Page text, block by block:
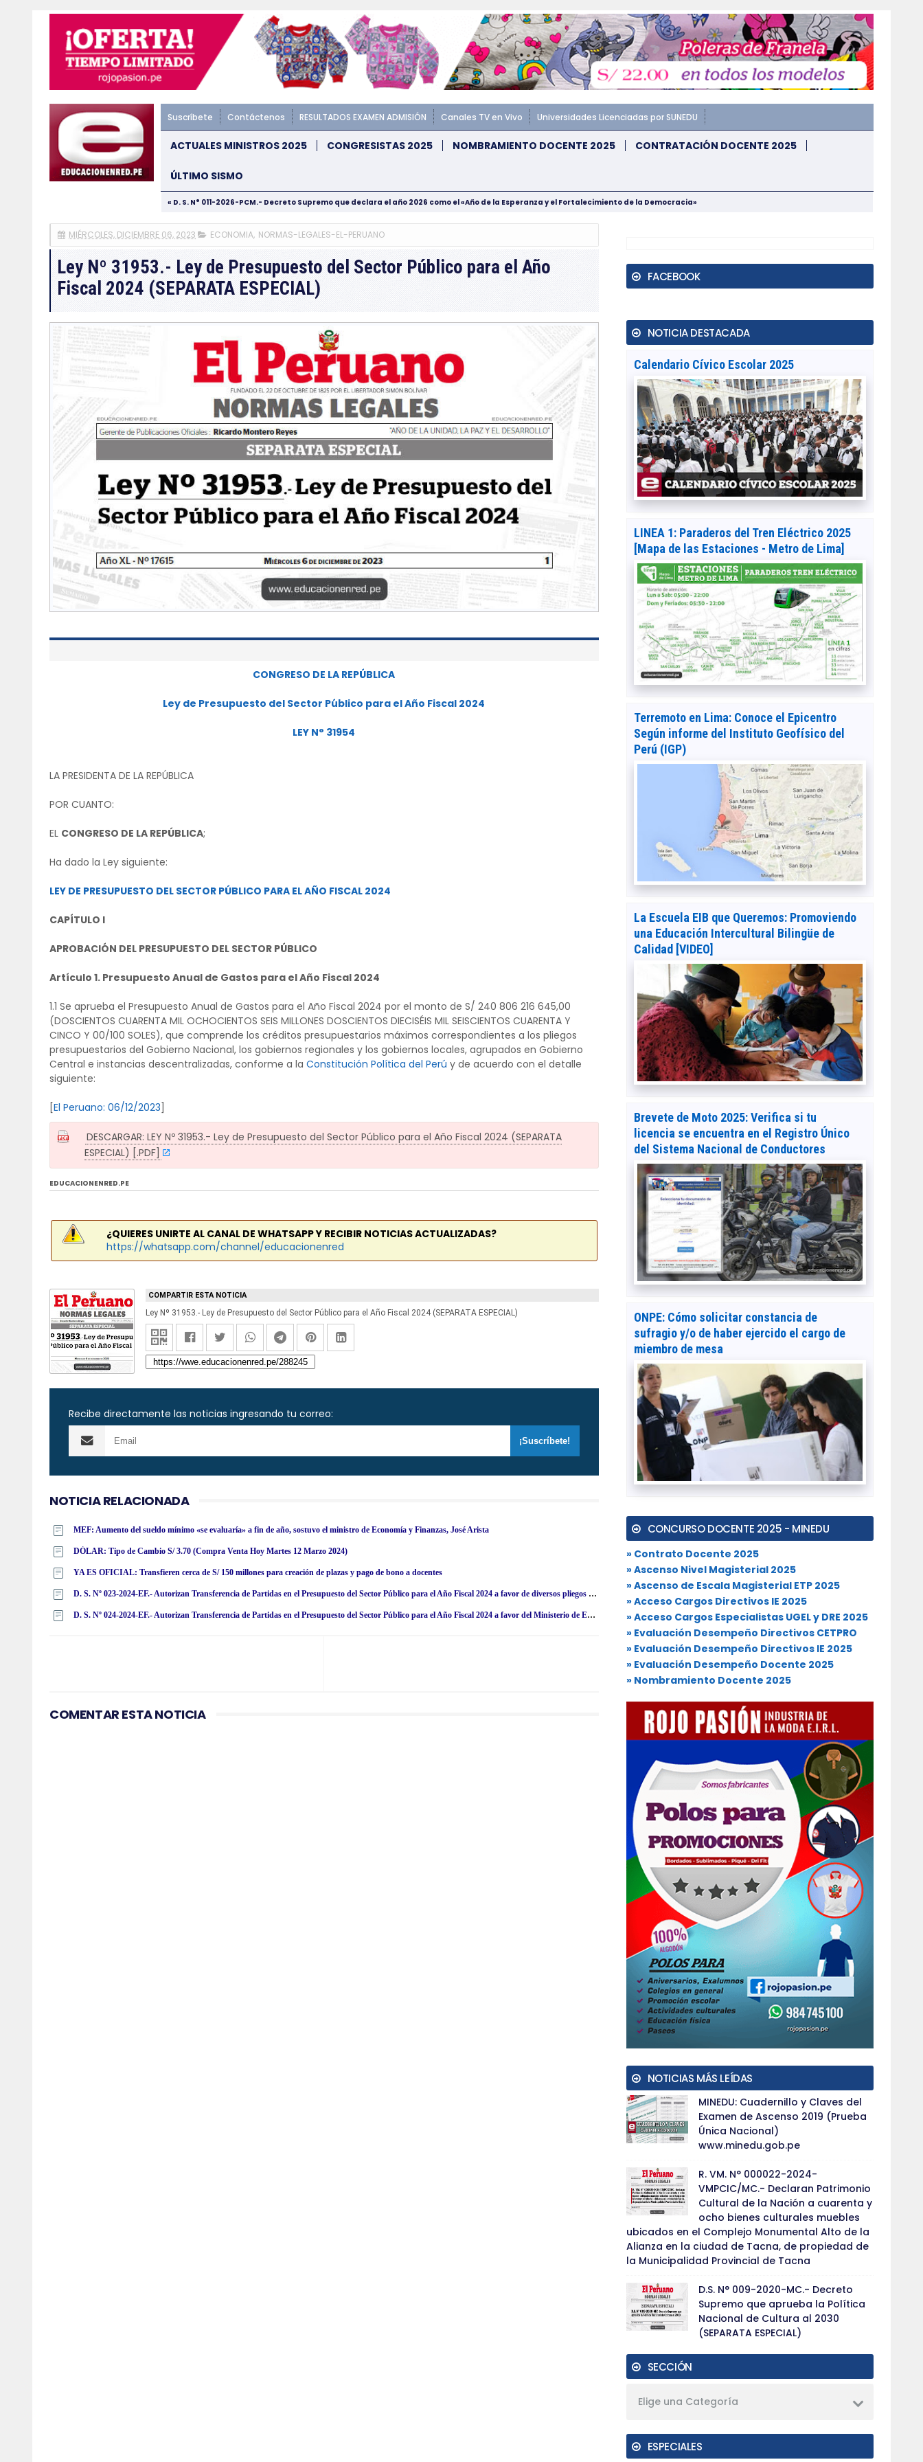
Suscríbete Contáctenos RESULTADOS EXAMEN ADMISIÓN Canales TV en Vivo Universidades Licenciadas por SUNEDU
ACTUALES MINISTROS 2025 CONGRESISTAS 2025 NOMBRAMIENTO DOCENTE 2025 CONTRATACIÓN DOCENTE 2025
ÚLTIMO SISMO
« D. S. N° 011-2026-PCM.- Decreto Supremo que declara el año 2026 como el «Año de la Esperanza y el Fortalecimiento de la Democracia»
MIÉRCOLES, DICIEMBRE 06, 2023 ECONOMIA, NORMAS-LEGALES-EL-PERUANO
Ley Nº 31953.- Ley de Presupuesto del Sector Público para el Año
Fiscal 2024 (SEPARATA ESPECIAL)
CONGRESO DE LA REPÚBLICA
Ley de Presupuesto del Sector Público para el Año Fiscal 2024
LEY N° 31954
LA PRESIDENTA DE LA REPÚBLICA
POR CUANTO:
EL CONGRESO DE LA REPÚBLICA;
Ha dado la Ley siguiente:
LEY DE PRESUPUESTO DEL SECTOR PÚBLICO PARA EL AÑO FISCAL 2024
CAPÍTULO I
APROBACIÓN DEL PRESUPUESTO DEL SECTOR PÚBLICO
Artículo 1. Presupuesto Anual de Gastos para el Año Fiscal 2024
1.1 Se aprueba el Presupuesto Anual de Gastos para el Año Fiscal 2024 por el monto de S/ 240 806 216 645,00
(DOSCIENTOS CUARENTA MIL OCHOCIENTOS SEIS MILLONES DOSCIENTOS DIECISÉIS MIL SEISCIENTOS CUARENTA Y
CINCO Y 00/100 SOLES), que comprende los créditos presupuestarios máximos correspondientes a los pliegos
presupuestarios del Gobierno Nacional, los gobiernos regionales y los gobiernos locales, agrupados en Gobierno
Central e instancias descentralizadas, conforme a la Constitución Política del Perú y de acuerdo con el detalle
siguiente:
[El Peruano: 06/12/2023
DESCARGAR: LEY Nº 31953.- Ley de Presupuesto del Sector Público para el Año Fiscal 2024 (SEPARATA
ESPECIAL) [.PDF]
EDUCACIONENRED.PE
¿QUIERES UNIRTE AL CANAL DE WHATSAPP Y RECIBIR NOTICIAS ACTUALIZADAS?
https://whatsapp.com/channel/educacionenred
COMPARTIR ESTA NOTICIA
Ley Nº 31953.- Ley de Presupuesto del Sector Público para el Año Fiscal 2024 (SEPARATA ESPECIAL)
Recibe directamente las noticias ingresando tu correo:
NOTICIA RELACIONADA
MEF: Aumento del sueldo mínimo «se evaluaría» a fin de año, sostuvo el ministro de Economía y Finanzas, José Arista
DÓLAR: Tipo de Cambio S/ 3.70 (Compra Venta Hoy Martes 12 Marzo 2024)
YA ES OFICIAL: Transfieren cerca de S/ 150 millones para creación de plazas y pago de bono a docentes
D. S. Nº 023-2024-EF.- Autorizan Transferencia de Partidas en el Presupuesto del Sector Público para el Año Fiscal 2024 a favor de diversos pliegos del Gobierno Nacional y de los gobiernos regionales
D. S. Nº 024-2024-EF.- Autorizan Transferencia de Partidas en el Presupuesto del Sector Público para el Año Fiscal 2024 a favor del Ministerio de Educación y de diversos Gobiernos Regionales
COMENTAR ESTA NOTICIA
FACEBOOK
NOTICIA DESTACADA
Calendario Cívico Escolar 2025
LINEA 1: Paraderos del Tren Eléctrico 2025
[Mapa de las Estaciones - Metro de Lima]
Terremoto en Lima: Conoce el Epicentro
Según informe del Instituto Geofísico del
Perú (IGP)
La Escuela EIB que Queremos: Promoviendo
una Educación Intercultural Bilingüe de
Calidad [VIDEO]
Brevete de Moto 2025: Verifica si tu
licencia se encuentra en el Registro Único
del Sistema Nacional de Conductores
ONPE: Cómo solicitar constancia de
sufragio y/o de haber ejercido el cargo de
miembro de mesa
CONCURSO DOCENTE 2025 - MINEDU
» Contrato Docente 2025
» Ascenso Nivel Magisterial 2025
» Ascenso de Escala Magisterial ETP 2025
» Acceso Cargos Directivos IE 2025
» Acceso Cargos Especialistas UGEL y DRE 2025
» Evaluación Desempeño Directivos CETPRO
» Evaluación Desempeño Directivos IE 2025
» Evaluación Desempeño Docente 2025
» Nombramiento Docente 2025
NOTICIAS MÁS LEÍDAS
MINEDU: Cuadernillo y Claves del
Examen de Ascenso 2019 (Prueba
Única Nacional)
www.minedu.gob.pe
R. VM. N° 000022-2024-
VMPCIC/MC.- Declaran Patrimonio
Cultural de la Nación a cuarenta y
ocho bienes culturales muebles
ubicados en el Complejo Monumental Alto de la
Alianza en la ciudad de Tacna, de propiedad de
la Municipalidad Provincial de Tacna
D.S. N° 009-2020-MC.- Decreto
Supremo que aprueba la Política
Nacional de Cultura al 2030
(SEPARATA ESPECIAL)
SECCIÓN
Elige una Categoría
ESPECIALES